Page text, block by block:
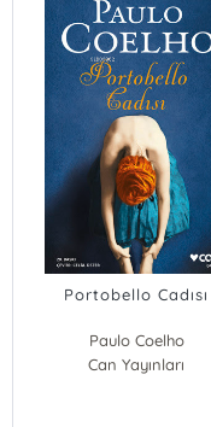
Portobello Cadısı
Paulo Coelho
Can Yayınları